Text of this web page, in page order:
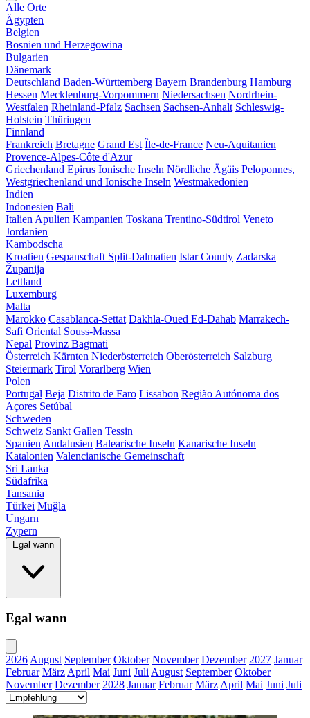
Alle Orte
Ägypten
Belgien
Bosnien und Herzegowina
Bulgarien
Dänemark
Deutschland Baden-Württemberg Bayern Brandenburg Hamburg
Hessen Mecklenburg-Vorpommern Niedersachsen Nordrhein-
Westfalen Rheinland-Pfalz Sachsen Sachsen-Anhalt Schleswig-
Holstein Thüringen
Finnland
Frankreich Bretagne Grand Est Île-de-France Neu-Aquitanien
Provence-Alpes-Côte d'Azur
Griechenland Epirus Ionische Inseln Nördliche Ägäis Peloponnes,
Westgriechenland und Ionische Inseln Westmakedonien
Indien
Indonesien Bali
Italien Apulien Kampanien Toskana Trentino-Südtirol Veneto
Jordanien
Kambodscha
Kroatien Gespanschaft Split-Dalmatien Istar County Zadarska
Županija
Lettland
Luxemburg
Malta
Marokko Casablanca-Settat Dakhla-Oued Ed-Dahab Marrakech-
Safi Oriental Souss-Massa
Nepal Provinz Bagmati
Österreich Kärnten Niederösterreich Oberösterreich Salzburg
Steiermark Tirol Vorarlberg Wien
Polen
Portugal Beja Distrito de Faro Lissabon Região Autónoma dos
Açores Setúbal
Schweden
Schweiz Sankt Gallen Tessin
Spanien Andalusien Balearische Inseln Kanarische Inseln
Katalonien Valencianische Gemeinschaft
Sri Lanka
Südafrika
Tansania
Türkei Muğla
Ungarn
Zypern
Egal wann
Egal wann
2026 August September Oktober November Dezember 2027 Januar
Februar März April Mai Juni Juli August September Oktober
November Dezember 2028 Januar Februar März April Mai Juni Juli